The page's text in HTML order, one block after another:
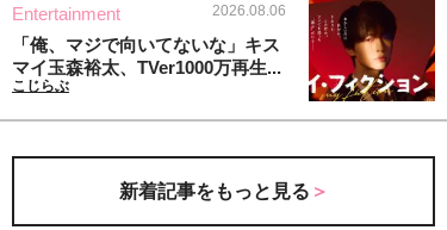
Entertainment 2026.08.06
「俺、マジで向いてないな」キス
マイ玉森裕太、TVer1000万再生...
こじらぶ
新着記事をもっと見る